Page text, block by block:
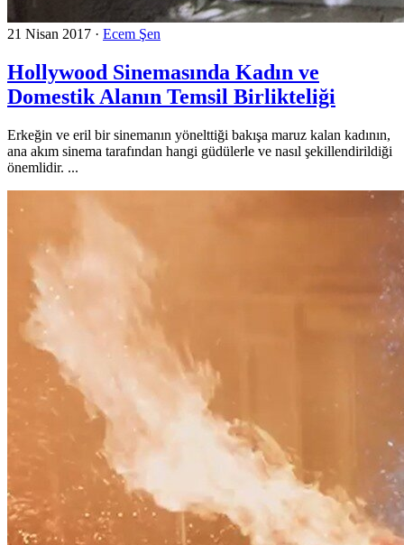
21 Nisan 2017 · Ecem Şen
Hollywood Sinemasında Kadın ve
Domestik Alanın Temsil Birlikteliği
Erkeğin ve eril bir sinemanın yönelttiği bakışa maruz kalan kadının,
ana akım sinema tarafından hangi güdülerle ve nasıl şekillendirildiği
önemlidir. ...